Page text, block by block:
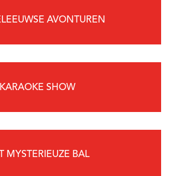
AVONTUREN
KARAOKE SHOW
MYSTERIEUZE BAL